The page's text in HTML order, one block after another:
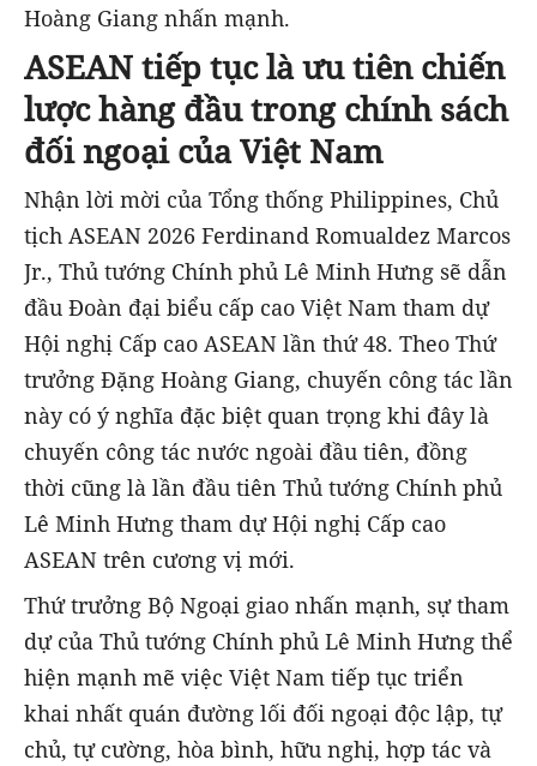
Hoàng Giang nhấn mạnh.
ASEAN tiếp tục là ưu tiên chiến
lược hàng đầu trong chính sách
đối ngoại của Việt Nam
Nhận lời mời của Tổng thống Philippines, Chủ
tịch ASEAN 2026 Ferdinand Romualdez Marcos
Jr., Thủ tướng Chính phủ Lê Minh Hưng sẽ dẫn
đầu Đoàn đại biểu cấp cao Việt Nam tham dự
Hội nghị Cấp cao ASEAN lần thứ 48. Theo Thứ
trưởng Đặng Hoàng Giang, chuyến công tác lần
này có ý nghĩa đặc biệt quan trọng khi đây là
chuyến công tác nước ngoài đầu tiên, đồng
thời cũng là lần đầu tiên Thủ tướng Chính phủ
Lê Minh Hưng tham dự Hội nghị Cấp cao
ASEAN trên cương vị mới.
Thứ trưởng Bộ Ngoại giao nhấn mạnh, sự tham
dự của Thủ tướng Chính phủ Lê Minh Hưng thể
hiện mạnh mẽ việc Việt Nam tiếp tục triển
khai nhất quán đường lối đối ngoại độc lập, tự
chủ, tự cường, hòa bình, hữu nghị, hợp tác và